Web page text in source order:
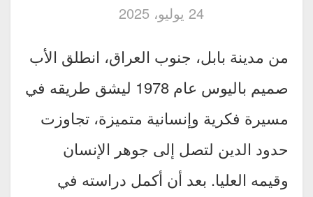
24 يوليو، 2025
من مدينة بابل، جنوب العراق، انطلق الأب
صميم باليوس عام 1978 ليشق طريقه في
مسيرة فكرية وإنسانية متميزة، تجاوزت
حدود الدين لتصل إلى جوهر الإنسان
وقيمه العليا. بعد أن أكمل دراسته في